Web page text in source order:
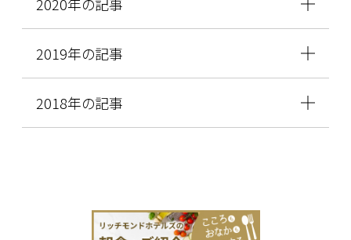
2020年の記事
2019年の記事
2018年の記事